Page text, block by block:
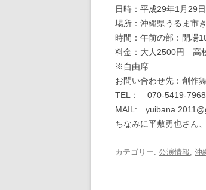
日時：平成29年1月29日
場所：沖縄県うるま市
時間：午前の部：開
料金：大人2500円 高
※自由席
お問い合わせ先：創作
TEL： 070‐5419‐7968
MAIL:
ちなみに平敷勇也さん
カテゴリー: 公演情報, 沖